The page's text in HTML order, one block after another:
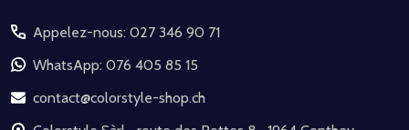
pied
de
page
Appelez-nous: 027 346 90 71
WhatsApp: 076 405 85 15
contact@colorstyle-shop.ch